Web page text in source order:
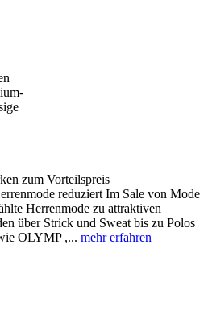
zum Vorteilspreis
reduziert Im Sale von Mode
Herrenmode zu attraktiven
über Strick und Sweat bis zu Polos
OLYMP ,... mehr erfahren